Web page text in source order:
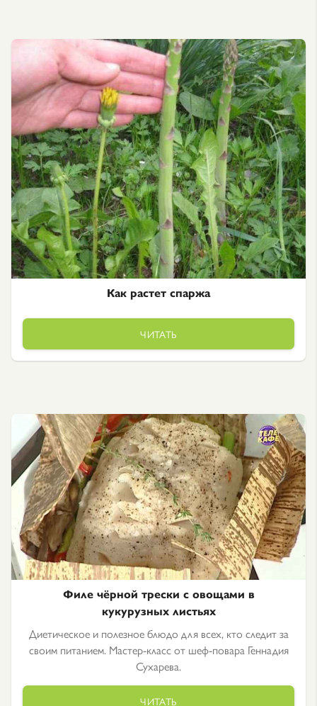
Как растет спаржа
ЧИТАТЬ
Филе чёрной трески с овощами в
кукурузных листьях
Диетическое и полезное блюдо для всех, кто следит за
своим питанием. Мастер-класс от шеф-повара Геннадия
Сухарева.
ЧИТАТЬ